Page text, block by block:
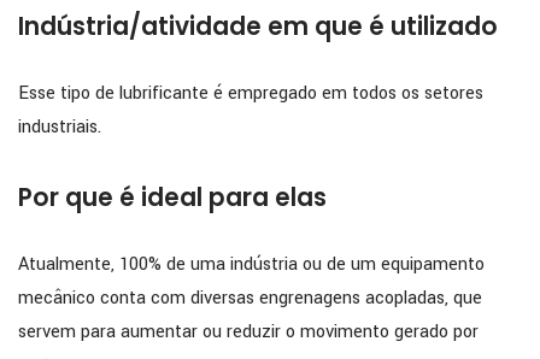
Indústria/atividade em que é utilizado
Esse tipo de lubrificante é empregado em todos os setores
industriais.
Por que é ideal para elas
Atualmente, 100% de uma indústria ou de um equipamento
mecânico conta com diversas engrenagens acopladas, que
servem para aumentar ou reduzir o movimento gerado por